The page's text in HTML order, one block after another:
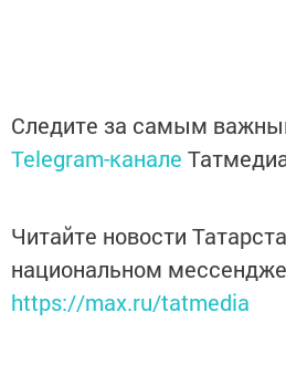
Следите за самым
Telegram-канале
Читайте новости
национальном
https://max.ru/tatmedia